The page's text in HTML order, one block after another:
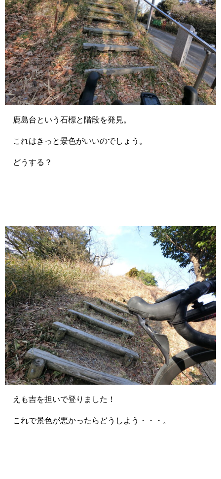
鹿島台という石標と階段を発見。
これはきっと景色がいいのでしょう。
どうする？
えも吉を担いで登りました！
これで景色が悪かったらどうしよう・・・。